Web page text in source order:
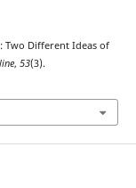
Two Different Ideas of
, 53(3).